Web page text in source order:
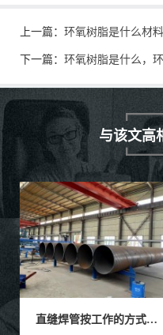
上一篇： 环氧树脂是什么材
下一篇： 环氧树脂是什么，
与该文高
直缝焊管按工作的方式如何不同分类？